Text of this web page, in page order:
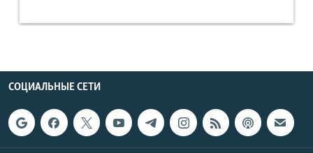
СОЦИАЛЬНЫЕ СЕТИ